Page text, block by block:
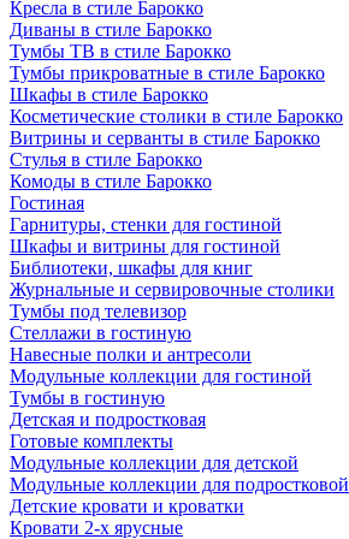
Кресла в стиле Барокко
Диваны в стиле Барокко
Тумбы ТВ в стиле Барокко
Тумбы прикроватные в стиле Барокко
Шкафы в стиле Барокко
Косметические столики в стиле Барокко
Витрины и серванты в стиле Барокко
Стулья в стиле Барокко
Комоды в стиле Барокко
Гостиная
Гарнитуры, стенки для гостиной
Шкафы и витрины для гостиной
Библиотеки, шкафы для книг
Журнальные и сервировочные столики
Тумбы под телевизор
Стеллажи в гостиную
Навесные полки и антресоли
Модульные коллекции для гостиной
Тумбы в гостиную
Детская и подростковая
Готовые комплекты
Модульные коллекции для детской
Модульные коллекции для подростковой
Детские кровати и кроватки
Кровати 2-х ярусные